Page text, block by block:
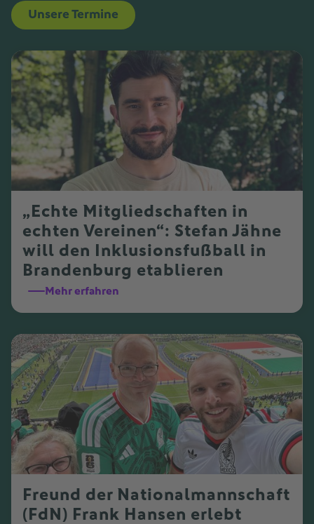
Unsere Termine
„Echte Mitgliedschaften in
echten Vereinen“: Stefan Jähne
will den Inklusionsfußball in
Brandenburg etablieren
Mehr erfahren
Freund der Nationalmannschaft
(FdN) Frank Hansen erlebt